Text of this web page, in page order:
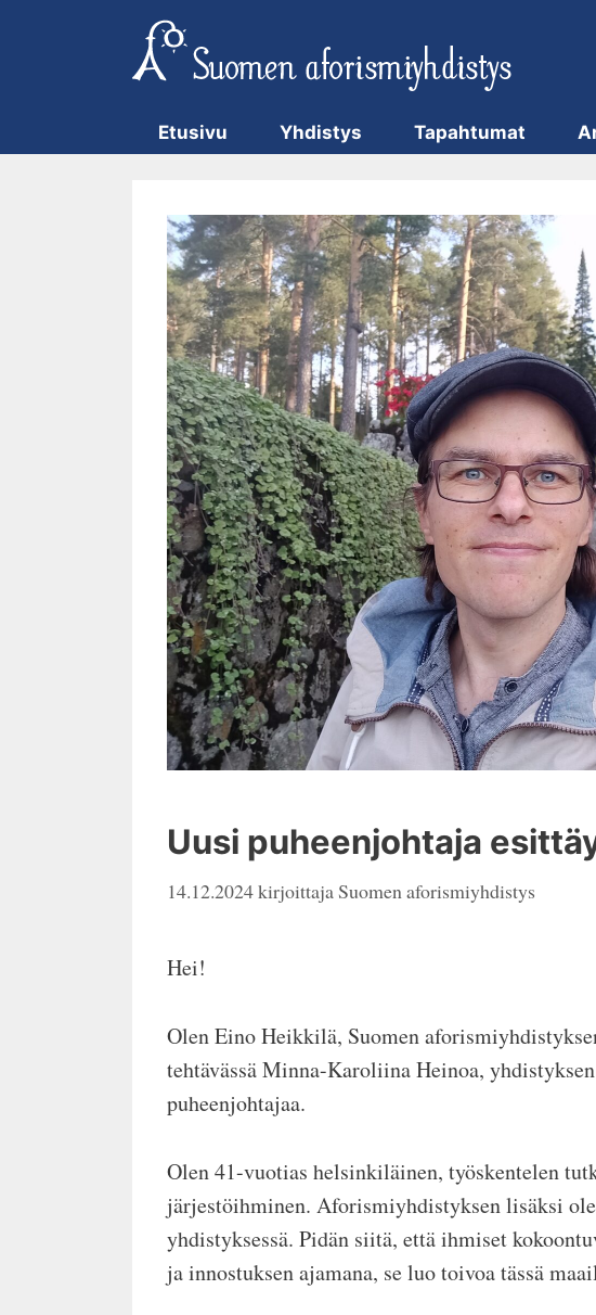
Etusivu Yhdistys Tapahtumat
Uusi puheenjohtaja
14.12.2024kirjoittajaSuomen aforismiyhdistys
Hei!
Olen Eino Heikkilä, Suomen
tehtävässä Minna-Karoliina Heinoa,
puheenjohtajaa.
Olen 41-vuotias helsinkiläinen, työskentelen
järjestöihminen. Aforismiyhdistyksen lisäksi
yhdistyksessä. Pidän siitä, että ihmiset
ja innostuksen ajamana, se luo toivoa tässä